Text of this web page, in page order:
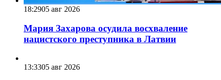
18:2905 авг 2026
Мария Захарова осудила восхваление
нацистского преступника в Латвии
13:3305 авг 2026